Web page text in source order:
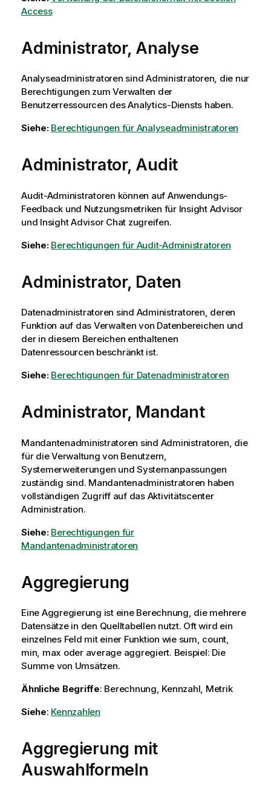
Access
Administrator, Analyse
Analyseadministratoren sind Administratoren, die nur
Berechtigungen zum Verwalten der
Benutzerressourcen desAnalytics-Diensts haben.
Siehe: Berechtigungen für Analyseadministratoren
Administrator, Audit
Audit-Administratoren können auf Anwendungs-
Feedback und Nutzungsmetriken für Insight Advisor
und Insight Advisor Chat zugreifen.
Siehe: Berechtigungen für Audit-Administratoren
Administrator, Daten
Datenadministratoren sind Administratoren, deren
Funktion auf das Verwalten von Datenbereichen und
der in diesem Bereichen enthaltenen
Datenressourcen beschränkt ist.
Siehe: Berechtigungen für Datenadministratoren
Administrator, Mandant
Mandantenadministratoren sind Administratoren, die
für die Verwaltung von Benutzern,
Systemerweiterungen und Systemanpassungen
zuständig sind. Mandantenadministratoren haben
vollständigen Zugriff auf das Aktivitätscenter
Administration.
Siehe: Berechtigungen für
Mandantenadministratoren
Aggregierung
Eine Aggregierung ist eine Berechnung, die mehrere
Datensätze in den Quelltabellen nutzt. Oft wird ein
einzelnes Feld mit einer Funktion wie sum, count,
min, max oder average aggregiert. Beispiel: Die
Summe von Umsätzen.
Ähnliche Begriffe: Berechnung, Kennzahl, Metrik
Siehe: Kennzahlen
Aggregierung mit
Auswahlformeln